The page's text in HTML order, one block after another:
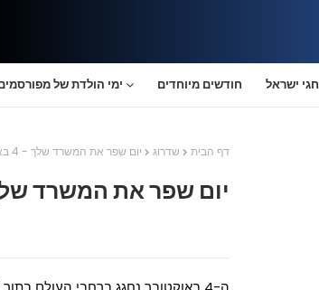
ימי הולדת של חודשים מיוחדים חגי ישראל
דף הבית שדרוג יום שפר את המשרד שלך - 4 באוקטובר
יום שפר את המשרד שלך - 4